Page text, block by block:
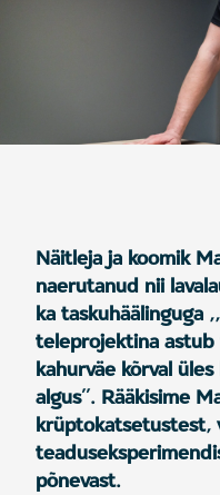
Näitleja ja koomik
naerutanud nii
ka taskuhäälinguga
teleprojektina
kahurväe kõrval
algus’’. Rääkisime
krüptokatsetustest,
põnevast.